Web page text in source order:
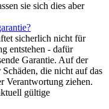
sie sich dies aber
sicherlich nicht für
entstehen - dafür
Garantie. Auf der
die nicht auf das
Verantwortung ziehen.
gültige